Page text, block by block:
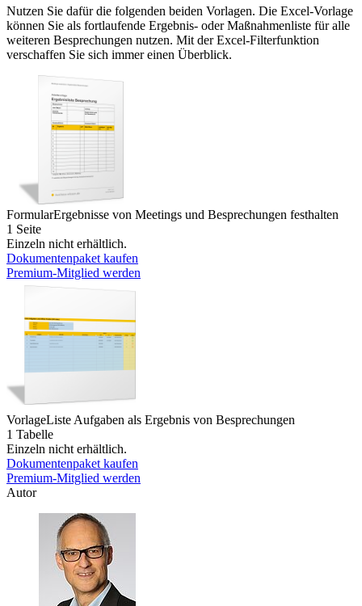
Nutzen Sie dafür die folgenden beiden Vorlagen. Die Excel-Vorlage
können Sie als fortlaufende Ergebnis- oder Maßnahmenliste für alle
weiteren Besprechungen nutzen. Mit der Excel-Filterfunktion
verschaffen Sie sich immer einen Überblick.
FormularErgebnisse von Meetings und Besprechungen festhalten
1 Seite
Einzeln nicht erhältlich.
Dokumentenpaket kaufen
Premium-Mitglied werden
VorlageListe Aufgaben als Ergebnis von Besprechungen
1 Tabelle
Einzeln nicht erhältlich.
Dokumentenpaket kaufen
Premium-Mitglied werden
Autor